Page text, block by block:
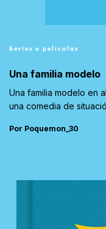
Series o películas
Una familia modelo
Una familia modelo en
una comedia de
Por Poquemon_30